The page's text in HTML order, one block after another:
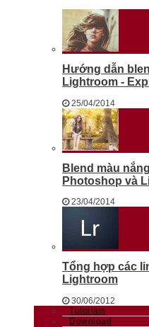
Hướng dẫn
Lightroom -
25/04/2014
Blend màu
Photoshop và
23/04/2014
Tổng hợp các
Lightroom
30/06/2012
Tutorials
Download